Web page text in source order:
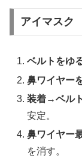
アイマスク
ベルトをゆ
鼻ワイヤー
装着→ベル
安定。
鼻ワイヤー
を消す。